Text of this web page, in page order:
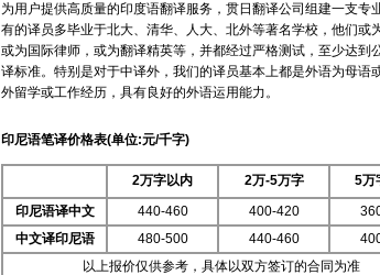
为用户提供高质量的印度语翻译服务，贯日翻译公司组建一支专
有的译员多毕业于北大、清华、人大、北外等著名学校，他们或
或为国际律师，或为翻译精英等，并都经过严格测试，至少达到
译标准。特别是对于中译外，我们的译员基本上都是外语为母语
外留学或工作经历，具有良好的外语运用能力。
印尼语笔译价格表(单位:元/千字)
2万字以内 2万-5万字
5万
印尼语译中文
440-460 400-420
中文译印尼语
480-500 440-460
以上报价仅供参考，具体以双方签订的合同为准